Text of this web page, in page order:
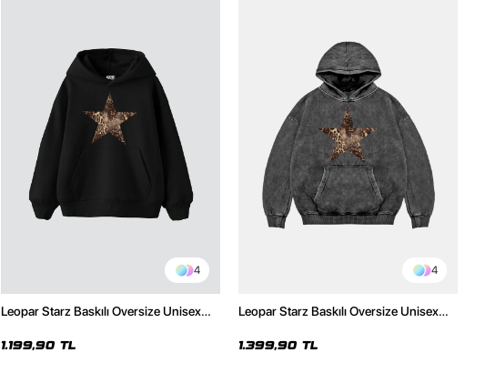
4
Leopar Starz Baskılı Oversize Unisex
1.199,90 TL
4
Leopar Starz Baskılı Oversize Unisex
1.399,90 TL